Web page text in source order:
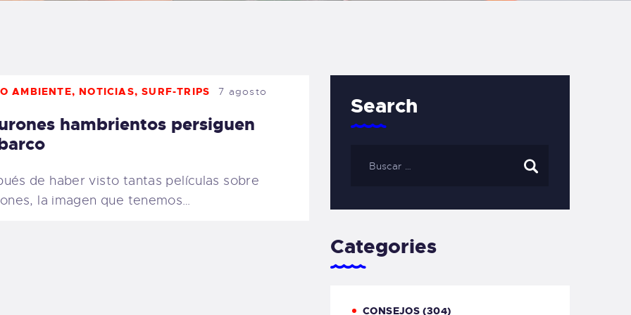
CARRITO
FAMILY
AMBIENTE, NOTICIAS,SURF-TRIPS
7 agosto
hambrientos persiguen
de haber visto tantas películas sobre
la imagen que tenemos…
Search
Categories
CONSEJOS (304)